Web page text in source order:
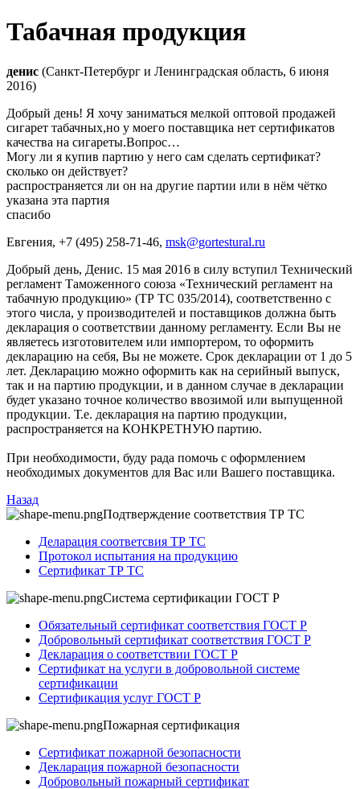
Табачная продукция
денис (Санкт-Петербург и Ленинградская область, 6 июня
2016)
Добрый день! Я хочу заниматься мелкой оптовой продажей
сигарет табачных,но у моего поставщика нет сертификатов
качества на сигареты.Вопрос…
Могу ли я купив партию у него сам сделать сертификат?
сколько он действует?
распространяется ли он на другие партии или в нём чётко
указана эта партия
спасибо
Евгения, +7 (495) 258-71-46, msk@gortestural.ru
Добрый день, Денис. 15 мая 2016 в силу вступил Технический
регламент Таможенного союза «Технический регламент на
табачную продукцию» (ТР ТС 035/2014), соответственно с
этого числа, у производителей и поставщиков должна быть
декларация о соответствии данному регламенту. Если Вы не
являетесь изготовителем или импортером, то оформить
декларацию на себя, Вы не можете. Срок декларации от 1 до 5
лет. Декларацию можно оформить как на серийный выпуск,
так и на партию продукции, и в данном случае в декларации
будет указано точное количество ввозимой или выпущенной
продукции. Т.е. декларация на партию продукции,
распространяется на КОНКРЕТНУЮ партию.
При необходимости, буду рада помочь с оформлением
необходимых документов для Вас или Вашего поставщика.
Назад
Подтверждение соответствия ТР ТС
Деларация соответсвия ТР ТС
Протокол испытания на продукцию
Сертификат ТР ТС
Система сертификации ГОСТ Р
Обязательный сертификат соответствия ГОСТ Р
Добровольный сертификат соответствия ГОСТ Р
Декларация о соответствии ГОСТ Р
Сертификат на услуги в добровольной системе
сертификации
Сертификация услуг ГОСТ Р
Пожарная сертификация
Сертификат пожарной безопасности
Декларация пожарной безопасности
Добровольный пожарный сертификат